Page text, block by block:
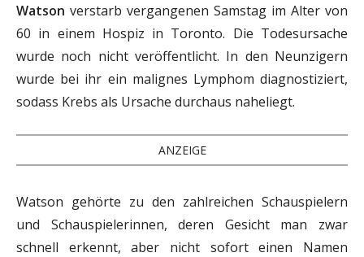
Watson verstarb vergangenen Samstag im Alter von
60 in einem Hospiz in Toronto. Die Todesursache
wurde noch nicht veröffentlicht. In den Neunzigern
wurde bei ihr ein malignes Lymphom diagnostiziert,
sodass Krebs als Ursache durchaus naheliegt.
ANZEIGE
Watson gehörte zu den zahlreichen Schauspielern
und Schauspielerinnen, deren Gesicht man zwar
schnell erkennt, aber nicht sofort einen Namen